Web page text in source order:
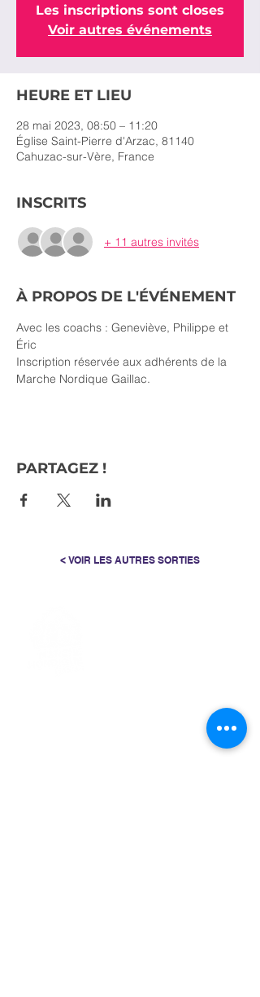
Les inscriptions sont closes
Voir autres événements
HEURE ET LIEU
28 mai 2023, 08:50 – 11:20
Église Saint-Pierre d'Arzac, 81140
Cahuzac-sur-Vère, France
INSCRITS
+ 11 autres invités
À PROPOS DE L'ÉVÉNEMENT
Avec les coachs : Geneviève, Philippe et
Éric
Inscription réservée aux adhérents de la
Marche Nordique Gaillac.
PARTAGEZ !
< VOIR LES AUTRES SORTIES